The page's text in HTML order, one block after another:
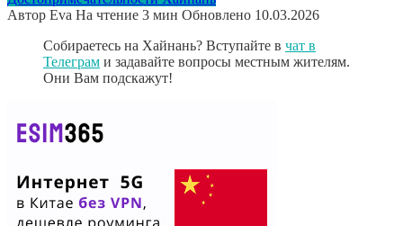
Автор Eva На чтение 3 мин Обновлено 10.03.2026
Собираетесь на Хайнань? Вступайте в чат в
Телеграм и задавайте вопросы местным жителям.
Они Вам подскажут!